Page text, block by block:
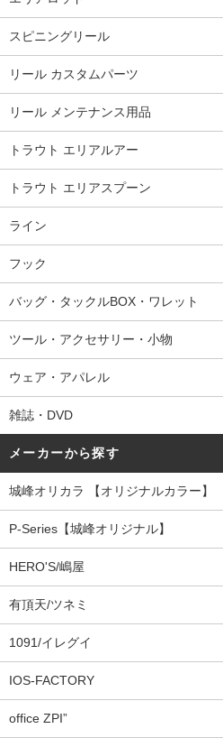
スピニングリール
リール カスタムパーツ
リール メンテナンス用品
トラウト エリアルアー
トラウト エリアスプーン
ライン
フック
バッグ・タックルBOX・ワレット
ツール・アクセサリー・小物
ウェア・アパレル
雑誌・DVD
メーカーから探す
城峰オリカラ 【オリジナルカラー】
P-Series【城峰オリジナル】
HERO'S/嶋屋
有頂天/ツネミ
1091/イレグイ
IOS-FACTORY
office ZPI”